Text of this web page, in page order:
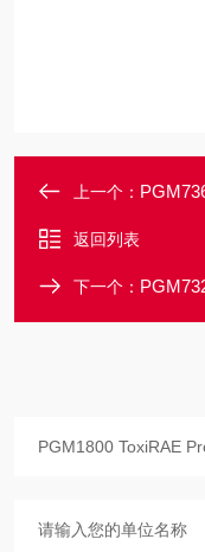
上一个：
返回列表
下一个：